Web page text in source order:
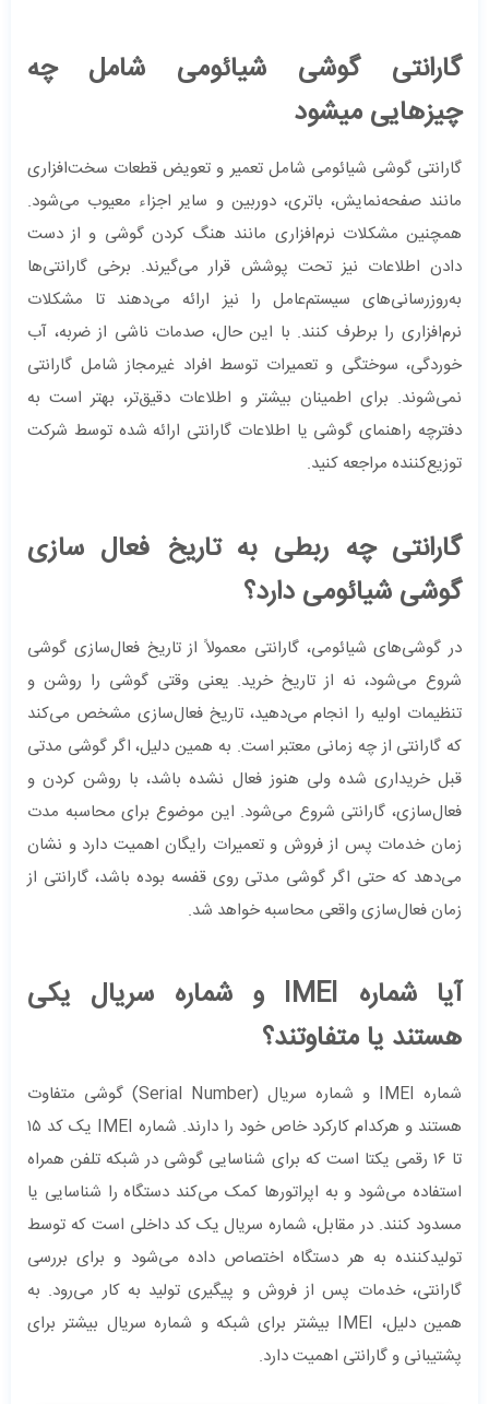
گارانتی گوشی شیائومی شامل چه
چیزهایی میشود
گارانتی گوشی شیائومی شامل تعمیر و تعویض قطعات سخت‌افزاری
مانند صفحه‌نمایش، باتری، دوربین و سایر اجزاء معیوب می‌شود.
همچنین مشکلات نرم‌افزاری مانند هنگ کردن گوشی و از دست
دادن اطلاعات نیز تحت پوشش قرار می‌گیرند. برخی گارانتی‌ها
به‌روزرسانی‌های سیستم‌عامل را نیز ارائه می‌دهند تا مشکلات
نرم‌افزاری را برطرف کنند. با این حال، صدمات ناشی از ضربه، آب
خوردگی، سوختگی و تعمیرات توسط افراد غیرمجاز شامل گارانتی
نمی‌شوند. برای اطمینان بیشتر و اطلاعات دقیق‌تر، بهتر است به
دفترچه راهنمای گوشی یا اطلاعات گارانتی ارائه شده توسط شرکت
توزیع‌کننده مراجعه کنید.
گارانتی چه ربطی به تاریخ فعال‌ سازی
گوشی شیائومی دارد؟
در گوشی‌های شیائومی، گارانتی معمولاً از تاریخ فعال‌سازی گوشی
شروع می‌شود، نه از تاریخ خرید. یعنی وقتی گوشی را روشن و
تنظیمات اولیه را انجام می‌دهید، تاریخ فعال‌سازی مشخص می‌کند
که گارانتی از چه زمانی معتبر است. به همین دلیل، اگر گوشی مدتی
قبل خریداری شده ولی هنوز فعال نشده باشد، با روشن کردن و
فعال‌سازی، گارانتی شروع می‌شود. این موضوع برای محاسبه مدت
زمان خدمات پس از فروش و تعمیرات رایگان اهمیت دارد و نشان
می‌دهد که حتی اگر گوشی مدتی روی قفسه بوده باشد، گارانتی از
زمان فعال‌سازی واقعی محاسبه خواهد شد.
آیا شماره IMEI و شماره سریال یکی
هستند یا متفاوتند؟
شماره IMEI و شماره سریال (Serial Number) گوشی متفاوت
هستند و هرکدام کارکرد خاص خود را دارند. شماره IMEI یک کد ۱۵
تا ۱۶ رقمی یکتا است که برای شناسایی گوشی در شبکه تلفن همراه
استفاده می‌شود و به اپراتورها کمک می‌کند دستگاه را شناسایی یا
مسدود کنند. در مقابل، شماره سریال یک کد داخلی است که توسط
تولیدکننده به هر دستگاه اختصاص داده می‌شود و برای بررسی
گارانتی، خدمات پس از فروش و پیگیری تولید به کار می‌رود. به
همین دلیل، IMEI بیشتر برای شبکه و شماره سریال بیشتر برای
پشتیبانی و گارانتی اهمیت دارد.